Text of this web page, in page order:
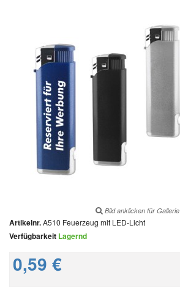
Bild anklicken für Gallerie
Artikelnr.A510 Feuerzeug mit LED-Licht
Verfügbarkeit Lagernd
0,59 €